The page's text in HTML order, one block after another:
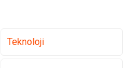
Teknoloji